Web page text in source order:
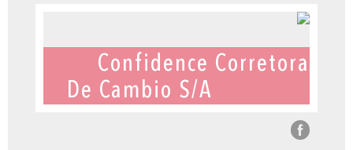
Confidence Corretora
De Cambio S/A